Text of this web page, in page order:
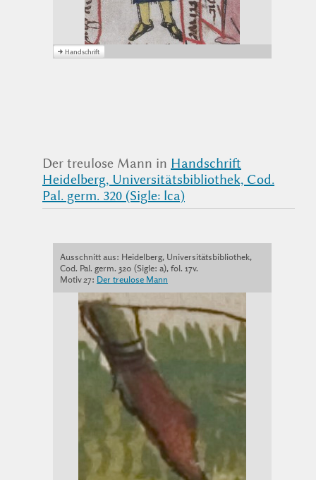
Der treulose Mann in Handschrift
Heidelberg, Universitätsbibliothek, Cod.
Pal. germ. 320 (Sigle: lca)
Ausschnitt aus: Heidelberg, Universitätsbibliothek,
Cod. Pal. germ. 320 (Sigle: a), fol. 17v.
Motiv 27: Der treulose Mann